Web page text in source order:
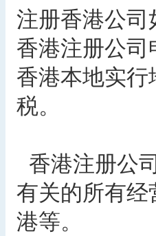
注册香港公
香港注册公
香港本地实
税。
香港注册公
有关的所有
港等。